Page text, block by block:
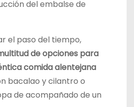
del embalse de
el paso del tiempo,
de opciones para
comida alentejana
bacalao y cilantro o
de acompañado de un